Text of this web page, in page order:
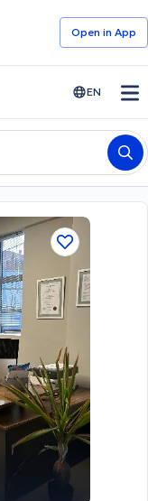
Open in Αpp
EN